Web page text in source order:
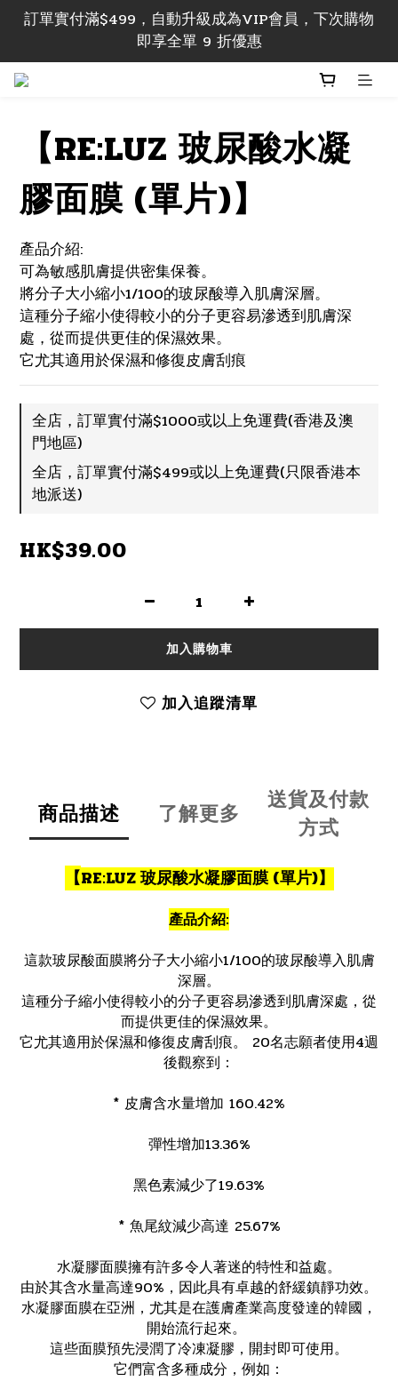
訂單 實付滿$499，即享香港本地包郵; 實付滿$1000
即享香港及澳門地區包郵
訂單實付滿$499，自動升級成為VIP會員，下次購物
即享全單 9 折優惠
訂單 實付滿$499，即享香港本地包郵; 實付滿$1000
【RE:LUZ 玻尿酸水凝
膠面膜 (單片)】
產品介紹:
可為敏感肌膚提供密集保養。
將分子大小縮小1/100的玻尿酸導入肌膚深層。
這種分子縮小使得較小的分子更容易滲透到肌膚深
處，從而提供更佳的保濕效果。
它尤其適用於保濕和修復皮膚刮痕
全店，訂單實付滿$1000或以上免運費(香港及澳
門地區)
全店，訂單實付滿$499或以上免運費(只限香港本
地派送)
HK$39.00
加入購物車
加入追蹤清單
商品描述 了解更多
送貨及付款
方式
【RE:LUZ 玻尿酸水凝膠面膜 (單片)】
產品介紹:
這款玻尿酸面膜將分子大小縮小1/100的玻尿酸導入肌膚
深層。
這種分子縮小使得較小的分子更容易滲透到肌膚深處，從
而提供更佳的保濕效果。
它尤其適用於保濕和修復皮膚刮痕。 20名志願者使用4週
後觀察到：
* 皮膚含水量增加 160.42%
彈性增加13.36%
黑色素減少了19.63%
* 魚尾紋減少高達 25.67%
水凝膠面膜擁有許多令人著迷的特性和益處。
由於其含水量高達90%，因此具有卓越的舒緩鎮靜功效。
水凝膠面膜在亞洲，尤其是在護膚產業高度發達的韓國，
開始流行起來。
這些面膜預先浸潤了冷凍凝膠，開封即可使用。
它們富含多種成分，例如：